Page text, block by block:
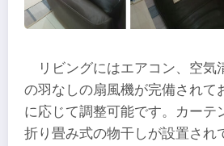
リビングにはエアコン、空気
の羽なしの扇風機が完備されて
に応じて調整可能です。カーテ
折り畳み式の物干しが設置され